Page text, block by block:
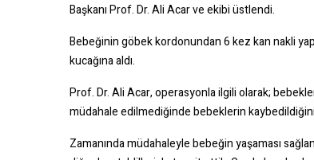
Başkanı Prof. Dr. Ali Acar ve ekibi üstlendi.
Bebeğinin göbek kordonundan 6 kez kan nakli
kucağına aldı.
Prof. Dr. Ali Acar, operasyonla ilgili olarak;
müdahale edilmediğinde bebeklerin
Zamanında müdahaleyle bebeğin yaşaması